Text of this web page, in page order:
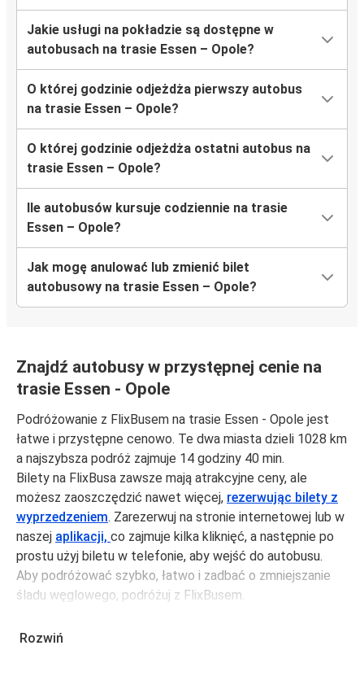
Jakie usługi na pokładzie są dostępne w
autobusach na trasie Essen – Opole?
O której godzinie odjeżdża pierwszy autobus
na trasie Essen – Opole?
O której godzinie odjeżdża ostatni autobus na
trasie Essen – Opole?
Ile autobusów kursuje codziennie na trasie
Essen – Opole?
Jak mogę anulować lub zmienić bilet
autobusowy na trasie Essen – Opole?
Znajdź autobusy w przystępnej cenie na
trasie Essen - Opole
Podróżowanie z FlixBusem na trasie Essen - Opole jest
łatwe i przystępne cenowo. Te dwa miasta dzieli 1028 km
a najszybsza podróż zajmuje 14 godziny 40 min.
Bilety na FlixBusa zawsze mają atrakcyjne ceny, ale
możesz zaoszczędzić nawet więcej, rezerwując bilety z
wyprzedzeniem. Zarezerwuj na stronie internetowej lub w
naszej aplikacji, co zajmuje kilka kliknięć, a następnie po
prostu użyj biletu w telefonie, aby wejść do autobusu.
Aby podróżować szybko, łatwo i zadbać o zmniejszanie
śladu węglowego, podróżuj z FlixBusem.
Rozwiń